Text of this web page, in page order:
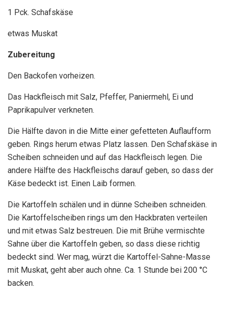
1 Pck. Schafskäse
etwas Muskat
Zubereitung
Den Backofen vorheizen.
Das Hackfleisch mit Salz, Pfeffer, Paniermehl, Ei und
Paprikapulver verkneten.
Die Hälfte davon in die Mitte einer gefetteten Auflaufform
geben. Rings herum etwas Platz lassen. Den Schafskäse in
Scheiben schneiden und auf das Hackfleisch legen. Die
andere Hälfte des Hackfleischs darauf geben, so dass der
Käse bedeckt ist. Einen Laib formen.
Die Kartoffeln schälen und in dünne Scheiben schneiden.
Die Kartoffelscheiben rings um den Hackbraten verteilen
und mit etwas Salz bestreuen. Die mit Brühe vermischte
Sahne über die Kartoffeln geben, so dass diese richtig
bedeckt sind. Wer mag, würzt die Kartoffel-Sahne-Masse
mit Muskat, geht aber auch ohne. Ca. 1 Stunde bei 200 °C
backen.